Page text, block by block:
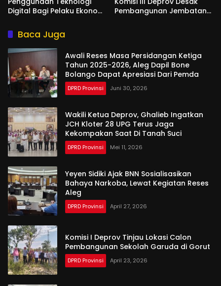
Digital Bagi Pelaku Ekonomi
Pembangunan Jembatan
Baca Juga
Awali Reses Masa Persidangan Ketiga
Tahun 2025-2026, Aleg Dapil Bone
Bolango Dapat Apresiasi Dari Pemda
DPRD Provinsi Juni 30, 2026
Wakili Ketua Deprov, Ghalieb Ingatkan
JCH Kloter 28 UPG Terus Jaga
Kekompakan Saat Di Tanah Suci
DPRD Provinsi Mei 11, 2026
Yeyen Sidiki Ajak BNN Sosialisasikan
Bahaya Narkoba, Lewat Kegiatan Reses
Aleg
DPRD Provinsi April 27, 2026
Komisi I Deprov Tinjau Lokasi Calon
Pembangunan Sekolah Garuda di Gorut
DPRD Provinsi April 23, 2026